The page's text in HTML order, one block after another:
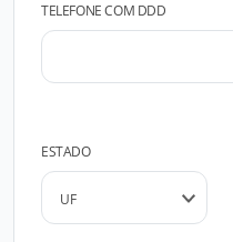
TELEFONE COM DDD
ESTADO